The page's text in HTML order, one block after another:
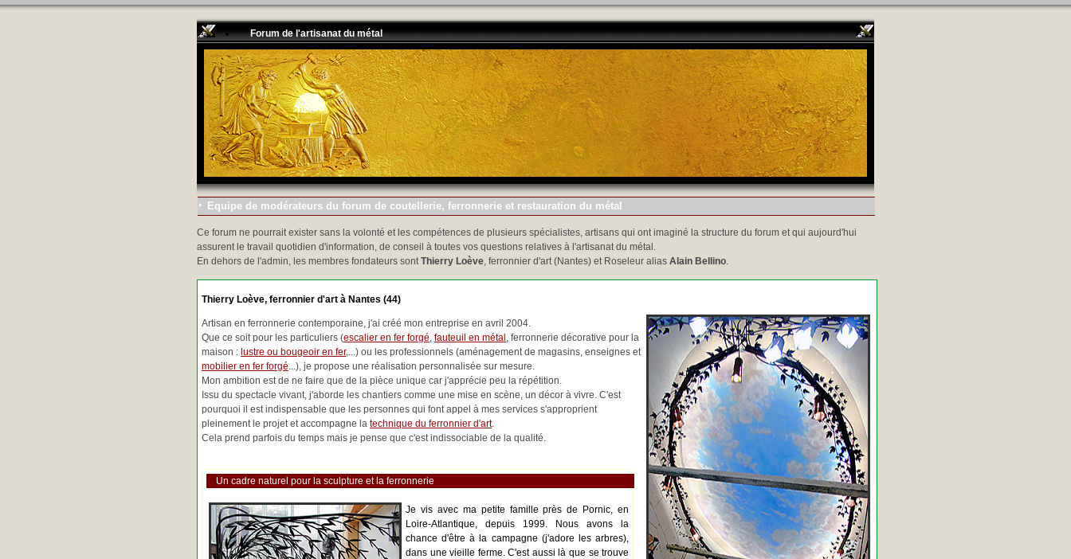
Forum de l'artisanat du métal
Equipe de modérateurs du forum de coutellerie, ferronnerie et restauration du métal
Ce forum ne pourrait exister sans la volonté et les compétences de plusieurs spécialistes, artisans qui ont imaginé la structure du forum et qui aujourd'hui
assurent le travail quotidien d'information, de conseil à toutes vos questions relatives à l'artisanat du métal.
En dehors de l'admin, les membres fondateurs sontThierry Loève, ferronnier d'art (Nantes) et Roseleur alias Alain Bellino.
Thierry Loève, ferronnier d'art à Nantes (44)
Artisan en ferronnerie contemporaine, j'ai créé mon entreprise en avril 2004.
Que ce soit pour les particuliers (escalier en fer forgé, fauteuil en métal , ferronnerie décorative pour la
maison : lustre ou bougeoir en fer,...) ou les professionnels (aménagement de magasins, enseignes et
mobilier en fer forgé...), je propose une réalisation personnalisée sur mesure.
Mon ambition est de ne faire que de la pièce unique car j'apprécie peu la répétition.
Issu du spectacle vivant, j'aborde les chantiers comme une mise en scène, un décor à vivre. C'est
pourquoi il est indispensable que les personnes qui font appel à mes services s'approprient
pleinement le projet et accompagne la technique du ferronnier d'art.
Cela prend parfois du temps mais je pense que c'est indissociable de la qualité.
Un cadre naturel pour la sculpture et la ferronnerie
Je vis avec ma petite famille près de Pornic, en
Loire-Atlantique, depuis 1999. Nous avons la
chance d'être à la campagne (j'adore les arbres),
dans une vieille ferme. C'est aussi là que se trouve